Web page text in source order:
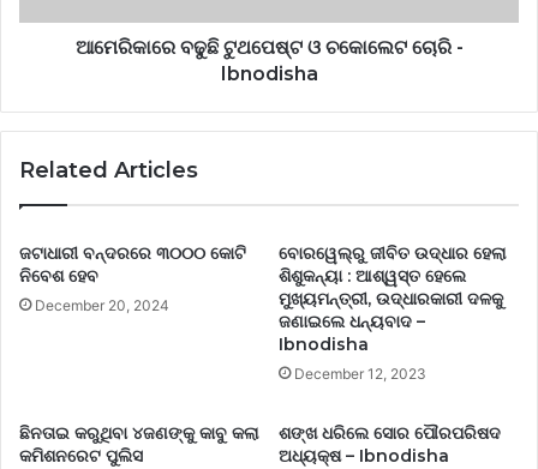
ଆମେରିକାରେ ବଢୁଛି ଟୁଥପେଷ୍ଟ ଓ ଚକୋଲେଟ ଚୋରି -
Ibnodisha
Related Articles
ଜଟାଧାରୀ ବନ୍ଦରରେ ୩୦୦୦ କୋଟି
ନିବେଶ ହେବ
December 20, 2024
ବୋରୱେଲ୍‌ରୁ ଜୀବିତ ଉଦ୍ଧାର ହେଲା
ଶିଶୁକନ୍ୟା : ଆଶ୍ୱସ୍ତ ହେଲେ
ମୁଖ୍ୟମନ୍ତ୍ରୀ, ଉଦ୍ଧାରକାରୀ ଦଳକୁ
ଜଣାଇଲେ ଧନ୍ୟବାଦ –
Ibnodisha
December 12, 2023
ଛିନତାଇ କରୁଥିବା ୪ଜଣଙ୍କୁ କାବୁ କଲା
କମିଶନରେଟ ପୁଲିସ
ଶଙ୍ଖ ଧରିଲେ ସୋର ପୌରପରିଷଦ
ଅଧ୍ୟକ୍ଷ – Ibnodisha